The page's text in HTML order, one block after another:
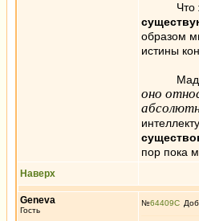
Что же
образом
истины
оно
пор пока
Наверх
Genеva
Гость
№64409